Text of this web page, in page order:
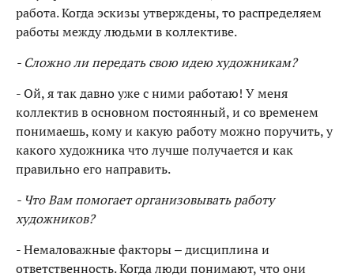
работа. Когда эскизы утверждены, то распределяем
работы между людьми в коллективе.
- Сложно ли передать свою идею художникам?
- Ой, я так давно уже с ними работаю! У меня
коллектив в основном постоянный, и со временем
понимаешь, кому и какую работу можно поручить, у
какого художника что лучше получается и как
правильно его направить.
- Что Вам помогает организовывать работу
художников?
- Немаловажные факторы – дисциплина и
ответственность. Когда люди понимают, что они